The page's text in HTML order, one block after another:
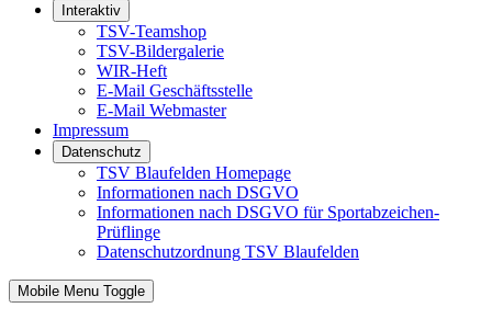
Interaktiv
TSV-Teamshop
TSV-Bildergalerie
WIR-Heft
E-Mail Geschäftsstelle
E-Mail Webmaster
Impressum
Datenschutz
TSV Blaufelden Homepage
Informationen nach DSGVO
Informationen nach DSGVO für Sportabzeichen-
Prüflinge
Datenschutzordnung TSV Blaufelden
Mobile Menu Toggle